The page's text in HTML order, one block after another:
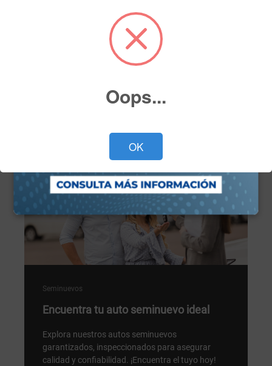
Servicio de mantenimiento
Agenda tu cita de servicio en línea y asegura el
mejor cuidado para tu vehículo con nuestros
expertos. Fácil, rápido y a tu conveniencia.
Programa tu cita ahora >
Seminuevos
Encuentra tu auto seminuevo ideal
Explora nuestros autos seminuevos
garantizados, inspeccionados para asegurar
calidad y confiabilidad. ¡Encuentra el tuyo hoy!
Oops...
OK